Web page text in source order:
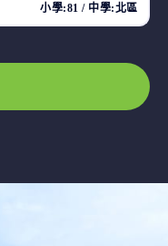
小學:81 / 中學:北區